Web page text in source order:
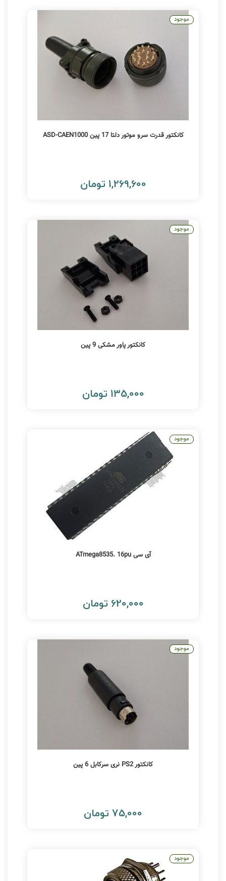
کانکتور قدرت سرو موتور دلتا 17 پین ASD-CAEN1000
1,269,600 تومان
موجود
کانکتور پاور مشکی 9 پین
135,000 تومان
موجود
آی سی ATmega8535. 16pu
620,000 تومان
موجود
کانکتور PS2 نری سرکابل 6 پین
75,000 تومان
موجود
موجود